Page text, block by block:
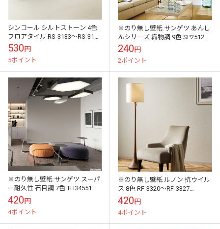
シンコール シルトストーン 4色
フロアタイル RS-3133～RS-3137
マットネラ2025-2028 1ケース20
枚入り（...
530円
5ポイント
※のり無し壁紙 サンゲツ あんし
んシリーズ 織物調 9色 SP2512～
SP2520 SP 2025-2027 （購入単
位：m） ...
240円
2ポイント
※のり無し壁紙 サンゲツ スーパ
ー耐久性 石目調 7色 TH34551～
TH34557 FAITH（フェイス）
2025-2028...
420円
4ポイント
※のり無し壁紙 ルノン 抗ウイル
ス 8色 RF-3320～RF-3327
FRESH（フレッシュ） 2025-
2028 （購入単位...
420円
4ポイント